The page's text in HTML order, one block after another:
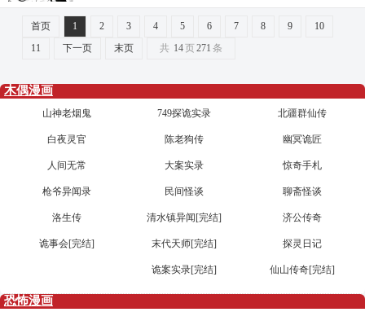
首页 1 2 3 4 5 6 7 8 9
10
11
下一页 末页 共 14页271 条
木偶漫画
北疆群仙传
749探诡实录
山神老烟鬼
幽冥诡匠
陈老狗传
白夜灵官
惊奇手札
大案实录
人间无常
聊斋怪谈
民间怪谈
枪爷异闻录
济公传奇
清水镇异闻[完结]
洛生传
探灵日记
末代天师[完结]
诡事会[完结]
仙山传奇[完结]
诡案实录[完结]
恐怖漫画